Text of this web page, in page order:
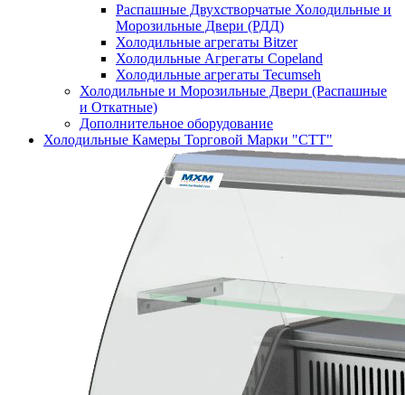
Распашные Двухстворчатые Холодильные и
Морозильные Двери (РДД)
Холодильные агрегаты Bitzer
Холодильные Агрегаты Copeland
Холодильные агрегаты Tecumseh
Холодильные и Морозильные Двери (Распашные
и Откатные)
Дополнительное оборудование
Холодильные Камеры Торговой Марки "СТТ"